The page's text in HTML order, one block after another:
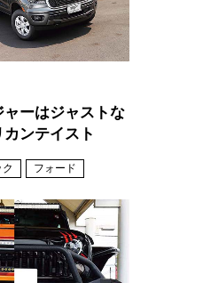
ーはジャストな
ンテイスト
フォード